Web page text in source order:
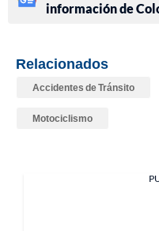
información de
Relacionados
Accidentes de Tránsito
Motociclismo